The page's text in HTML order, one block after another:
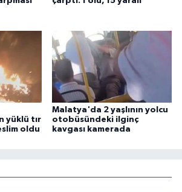
yüklü tır
oldu
Malatya'da 2 yaşlının yolcu
otobüsündeki ilginç
kavgası kamerada